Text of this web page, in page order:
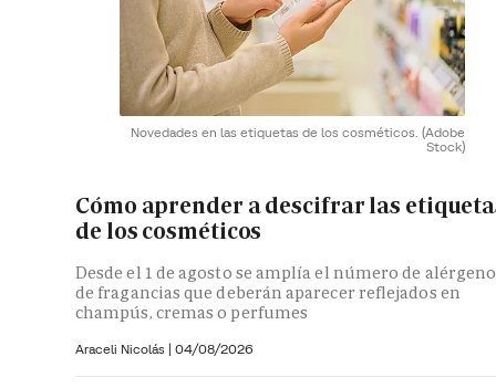
Novedades en las etiquetas de los cosméticos. (Adobe
Stock)
Cómo aprender a descifrar las
de los cosméticos
Desde el 1 de agosto se amplía el número de
de fragancias que deberán aparecer reflejados en
champús, cremas o perfumes
Araceli Nicolás | 04/08/2026